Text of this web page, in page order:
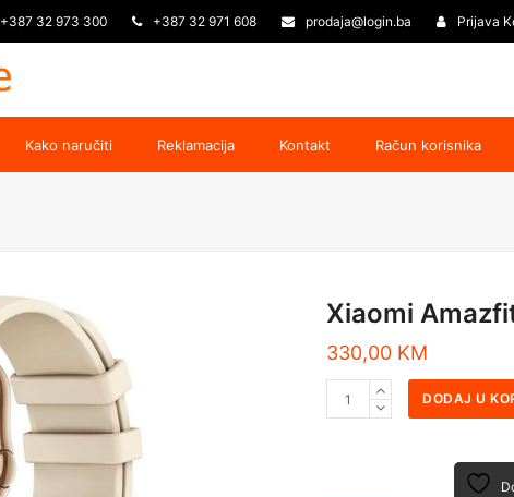
+387 32 973 300 +387 32 971 608 prodaja@login.ba Prijava
Kako naručiti Reklamacija Kontakt Račun korisnika
Xiaomi
330,00 KM
DODAJ U